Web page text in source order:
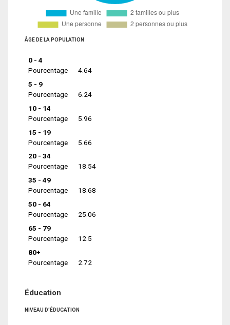
ÂGE DE LA POPULATION
0 - 4
Pourcentage
4.64
5 - 9
Pourcentage
6.24
10 - 14
Pourcentage
5.96
15 - 19
Pourcentage
5.66
20 - 34
Pourcentage
18.54
35 - 49
Pourcentage
18.68
50 - 64
Pourcentage
25.06
65 - 79
Pourcentage
12.5
80+
Pourcentage
2.72
Éducation
NIVEAU D'ÉDUCATION